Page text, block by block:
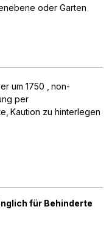
oder Garten
um 1750
non-
per
Kaution zu hinterlegen
für Behinderte